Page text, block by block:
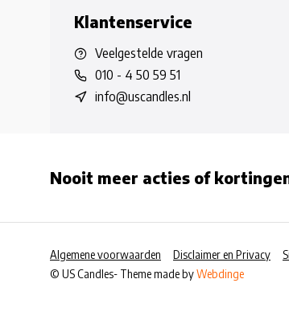
Klantenservice
Veelgestelde vragen
010 - 4 50 59 51
info@uscandles.nl
Nooit meer acties of
Algemene voorwaarden Disclaimer en Privacy
© US Candles- Theme made byWebdinge